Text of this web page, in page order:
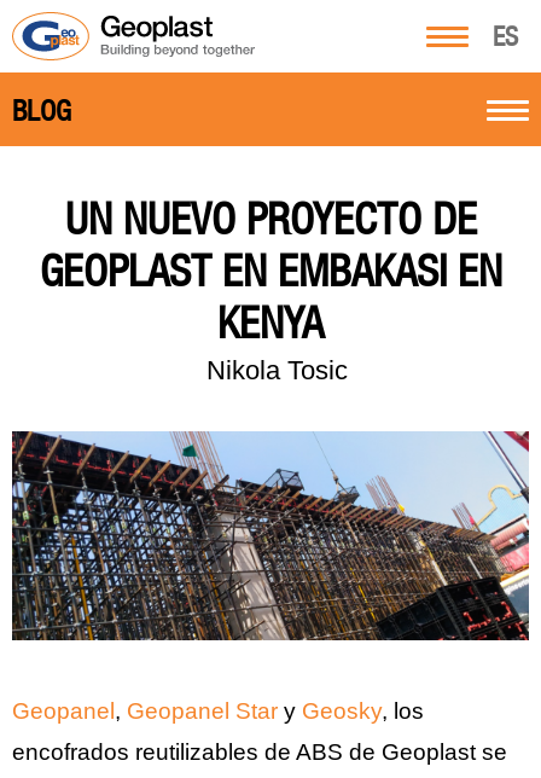
ES
BLOG
UN NUEVO PROYECTO DE
GEOPLAST EN EMBAKASI EN
KENYA
Nikola Tosic
Geopanel, Geopanel Star y Geosky, los
encofrados reutilizables de ABS de Geoplast se